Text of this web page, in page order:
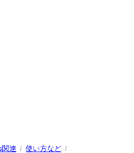
関連
使い方など